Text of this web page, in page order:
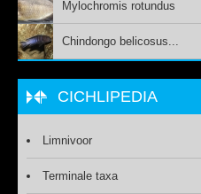
Mylochromis rotundus
Chindongo belicosus...
CICHLIPEDIA
Limnivoor
Terminale taxa